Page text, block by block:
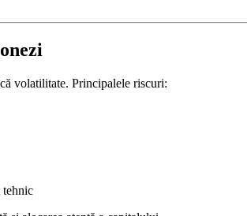
volatilitate. Principalele riscuri:
tehnic